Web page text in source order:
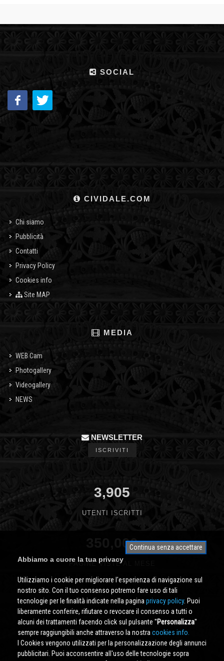
SOCIAL
CIVIDALE.COM
Chi siamo
Pubblicità
Contatti
Privacy Policy
Cookies info
Site MAP
MEDIA
WEB Cam
Photogallery
Videogallery
NEWS
NEWSLETTER
ISCRIVITI
3,905
UTENTI ISCRITTI
350,000
PAGINE VISTE AL MESE
Continua senza accettare
Abbiamo a cuore la tua privacy
Utilizziamo i cookie per migliorare l'esperienza di navigazione sul
nostro sito. Con il tuo consenso potremo fare uso di tali
tecnologie per le finalità indicate nella pagina privacy policy. Puoi
liberamente conferire, rifiutare o revocare il consenso a tutti o
alcuni dei trattamenti facendo click sul pulsante ''Personalizza''
sempre raggiungibili anche attraverso la nostra cookies info.
I Cookies vengono utilizzati per la personalizzazione degli annunci
pubblicitari. Puoi acconsentire all'uso delle tecnologie sopra